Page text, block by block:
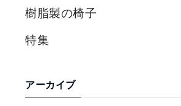
樹脂製の椅子
特集
アーカイブ